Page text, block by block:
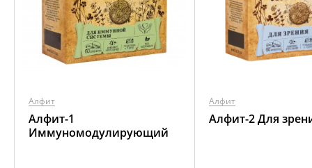
Алфит
Алфит-1
Иммуномодулирующий
Алфит
Алфит-2 Для